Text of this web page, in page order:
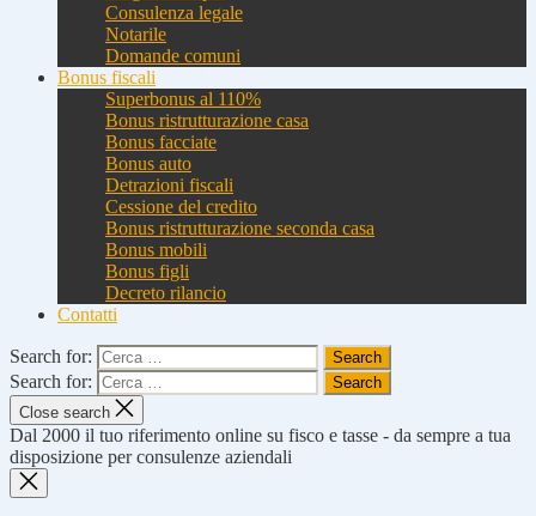
Consulenza legale
Notarile
Domande comuni
Bonus fiscali
Superbonus al 110%
Bonus ristrutturazione casa
Bonus facciate
Bonus auto
Detrazioni fiscali
Cessione del credito
Bonus ristrutturazione seconda casa
Bonus mobili
Bonus figli
Decreto rilancio
Contatti
Search for:
Search for:
Close search
Dal 2000 il tuo riferimento online su fisco e tasse - da sempre a tua
disposizione per consulenze aziendali